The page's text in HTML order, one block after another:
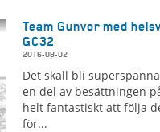
Team Gunvor med
GC32
2016-08-02
Det skall bli
en del av besättningen
helt fantastiskt att följa
för...